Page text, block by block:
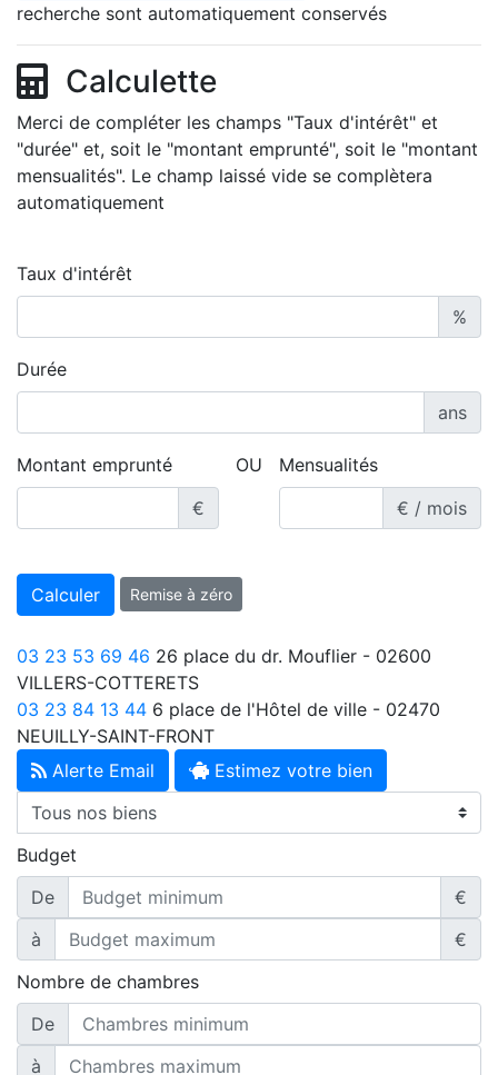
recherche sont automatiquement conservés
Calculette
Merci de compléter les champs "Taux d'intérêt" et
"durée" et, soit le "montant emprunté", soit le "montant
mensualités". Le champ laissé vide se complètera
automatiquement
Taux d'intérêt
%
Durée
ans
Montant emprunté
€
OU
Mensualités
€ / mois
Calculer Remise à zéro
03 23 53 69 46 26 place du dr. Mouflier - 02600
VILLERS-COTTERETS
03 23 84 13 44 6 place de l'Hôtel de ville - 02470
NEUILLY-SAINT-FRONT
Alerte Email
Estimez votre bien
Budget
De
€
à
€
Nombre de chambres
De
à